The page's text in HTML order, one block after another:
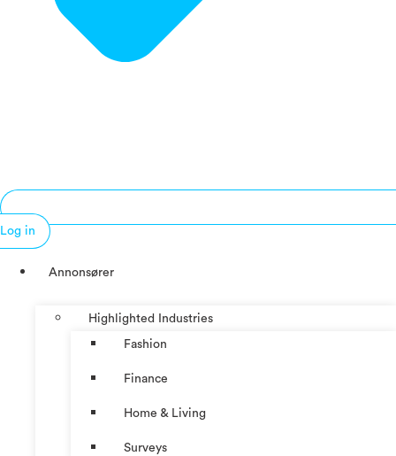
Log in
Annonsører
Highlighted Industries
Fashion
Finance
Home & Living
Surveys